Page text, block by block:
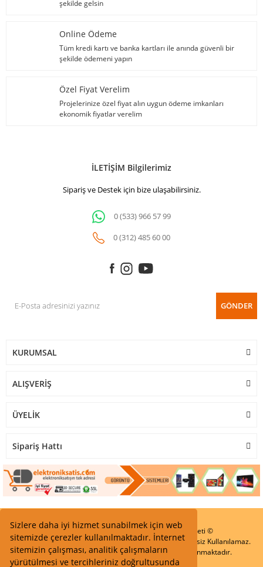
Sizlere daha iyi hizmet sunabilmek için web
sitemizde çerezler kullanılmaktadır. İnternet
sitemizin çalışması, analitik çalışmaların
yürütülmesi ve tercihleriniz doğrultusunda
şekilde gelsin
Online Ödeme
Tüm kredi kartı ve banka kartları ile anında güvenli bir
şekilde ödemeni yapın
Özel Fiyat Verelim
Projelerinize özel fiyat alın uygun ödeme imkanları
ekonomik fiyatlar verelim
İLETİŞİM Bilgilerimiz
Sipariş ve Destek için bize ulaşabilirsiniz.
0 (533) 966 57 99
0 (312) 485 60 00
GÖNDER
KURUMSAL
ALIŞVERİŞ
ÜYELİK
Sipariş Hattı
Start Elektronik Sanayi ve Ticaret Limited Şirketi ©
Resimler Yazılar ve İçeriklerin Tüm hakları saklıdır ve İzinsiz Kullanılamaz.
Kredi kartı bilgileriniz 256bit SSL Sertifikası ile Korunmaktadır.